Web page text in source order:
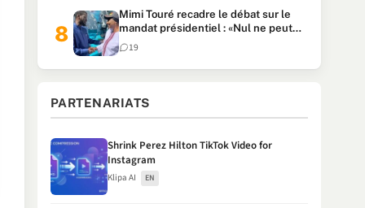
Mimi Touré recadre le débat sur le
mandat présidentiel : «Nul ne peut
faire plus de deux mandats
consécutifs de 5 ans»
19
PARTENARIATS
Shrink Perez Hilton TikTok Video for
Instagram
Klipa AI EN